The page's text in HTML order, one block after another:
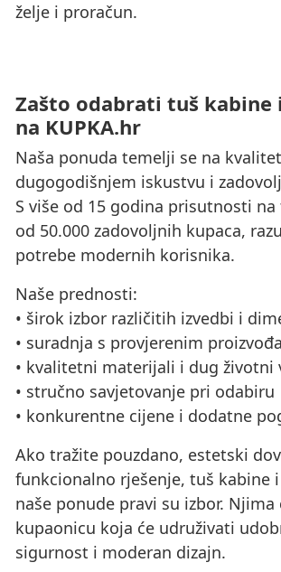
želje i proračun.
Zašto odabrati tuš kabine
na KUPKA.hr
Naša ponuda temelji se na
dugogodišnjem iskustvu i
S više od 15 godina prisutnosti
od 50.000 zadovoljnih kupaca,
potrebe modernih korisnika.
Naše prednosti:
• širok izbor različitih izvedbi i
• suradnja s provjerenim
• kvalitetni materijali i dug životni
• stručno savjetovanje pri odabiru
• konkurentne cijene i dodatne
Ako tražite pouzdano, estetski
funkcionalno rješenje, tuš kabine
naše ponude pravi su izbor.
kupaonicu koja će udruživati
sigurnost i moderan dizajn.